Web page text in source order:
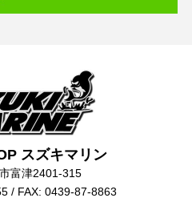
スズキマリン
富津2401-315
/ FAX: 0439-87-8863